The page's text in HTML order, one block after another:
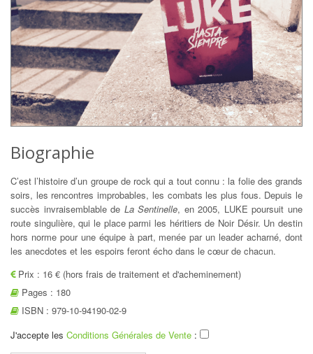
Biographie
C’est l’histoire d’un groupe de rock qui a tout connu : la folie des grands
soirs, les rencontres improbables, les combats les plus fous. Depuis le
succès invraisemblable de La Sentinelle, en 2005, LUKE poursuit une
route singulière, qui le place parmi les héritiers de Noir Désir. Un destin
hors norme pour une équipe à part, menée par un leader acharné, dont
les anecdotes et les espoirs feront écho dans le cœur de chacun.
Prix : 16 € (hors frais de traitement et d'acheminement)
Pages : 180
ISBN : 979-10-94190-02-9
J'accepte les Conditions Générales de Vente :